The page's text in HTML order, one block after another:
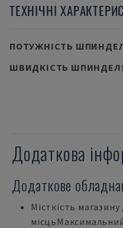
ТЕХНІЧНІ
ПОТУЖНІСТЬ
ШВИДКІСТЬ
Додаткова
Додаткове
Місткість